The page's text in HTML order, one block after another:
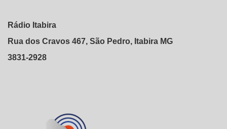
Rádio Itabira
Rua dos Cravos 467, São Pedro, Itabira MG
3831-2928